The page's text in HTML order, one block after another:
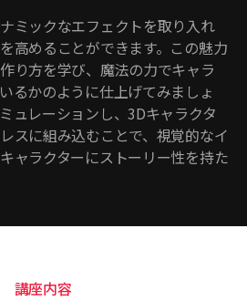
ミックなエフェクトを取り入れ
高めることができます。この魅力
り方を学び、魔法の力でキャラ
るかのように仕上げてみましょ
ュレーションし、3Dキャラクタ
スに組み込むことで、視覚的なイ
ャラクターにストーリー性を持た
講座内容